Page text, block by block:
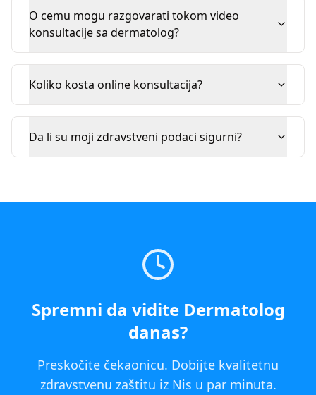
O cemu mogu razgovarati tokom video
konsultacije sa dermatolog?
Koliko kosta online konsultacija?
Da li su moji zdravstveni podaci sigurni?
Spremni da vidite Dermatolog
danas?
Preskočite čekaonicu. Dobijte kvalitetnu
zdravstvenu zaštitu iz Nis u par minuta.